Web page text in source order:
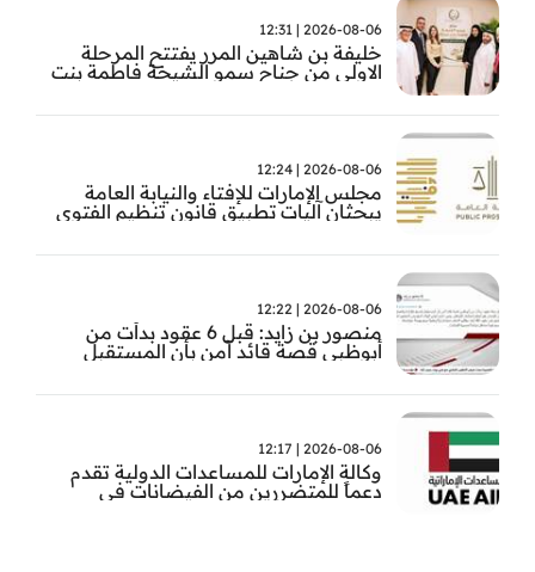
2026-08-06 | 12:31
خليفة بن شاهين المرر يفتتح المرحلة
الاولى من جناح سمو الشيخة فاطمة بنت
مستشفى المقاصد
2026-08-06 | 12:24
مجلس الإمارات للإفتاء والنيابة العامة
يبحثان آليات تطبيق قانون تنظيم الفتوى
2026-08-06 | 12:22
منصور بن زايد: قبل 6 عقود بدأت من
أبوظبي قصة قائد آمن بأن المستقبل
2026-08-06 | 12:17
وكالة الإمارات للمساعدات الدولية تقدم
دعماً للمتضررين من الفيضانات في